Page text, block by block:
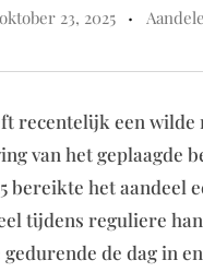
oktober 23, 2025
recentelijk een
van het geplaagde
bereikte het aandeel
tijdens reguliere
de dag in